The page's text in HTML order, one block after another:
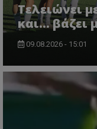
Τελειώνει
και... βάζει
09.08.2026 - 15:01